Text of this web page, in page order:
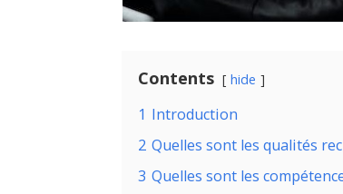
Contents hide
1 Introduction
2 Quelles sont les qualités
3 Quelles sont les